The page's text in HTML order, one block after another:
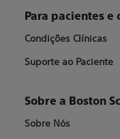
Para pacientes e
Condições Clínicas
Suporte ao Paciente
Sobre a Boston
Sobre Nós